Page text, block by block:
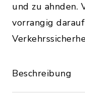
und zu ahnden.
vorrangig
Beschreibung